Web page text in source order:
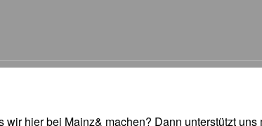
wir hier bei Mainz& machen? Dann unterstützt uns